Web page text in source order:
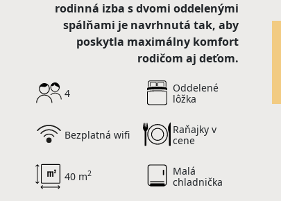
rodinná izba s dvomi oddelenými
spálňami je navrhnutá tak, aby
poskytla maximálny komfort
rodičom aj deťom.
4
Oddelené
lôžka
Bezplatná wifi
Raňajky v
cene
40 m2
Malá
chladnička